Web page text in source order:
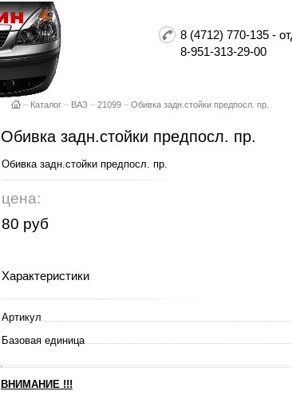
8 (4712) 770-135 -
8-951-313-29-00
– Каталог – ВАЗ – 21099 – Обивка задн.стойки предпосл. пр.
Обивка задн.стойки предпосл. пр.
Обивка задн.стойки предпосл. пр.
цена:
80 руб
Характеристики
Артикул
Базовая единица
ВНИМАНИЕ !!!